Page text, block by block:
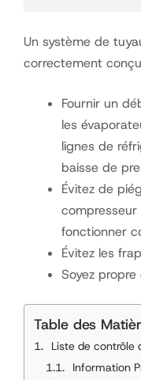
Un système de
correctement
Fournir un
les
lignes de
baisse de
Évitez de
fonctionner
Évitez les
Soyez
Table des
Liste de contrôle de conception de
Information